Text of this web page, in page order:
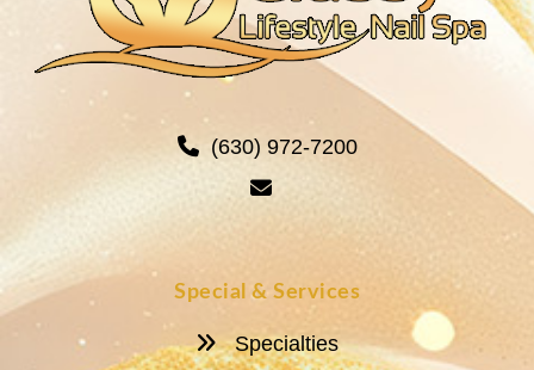
(630) 972-7200
Special & Services
Specialties